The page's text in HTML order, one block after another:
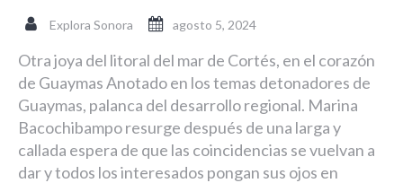
Explora Sonora agosto 5, 2024
Otra joya del litoral del mar de Cortés, en el corazón
de Guaymas Anotado en los temas detonadores de
Guaymas, palanca del desarrollo regional. Marina
Bacochibampo resurge después de una larga y
callada espera de que las coincidencias se vuelvan a
dar y todos los interesados pongan sus ojos en